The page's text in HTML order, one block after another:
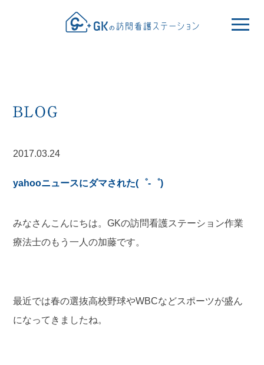
2017.03.24
yahooニュースにダマされた(゜-゜)
みなさんこんにちは。GKの訪問看護ステーション作業
療法士のもう一人の加藤です。
最近では春の選抜高校野球やWBCなどスポーツが盛ん
になってきましたね。